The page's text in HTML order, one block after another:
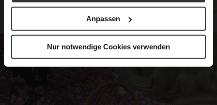
Anpassen
Nur notwendige Cookies verwenden